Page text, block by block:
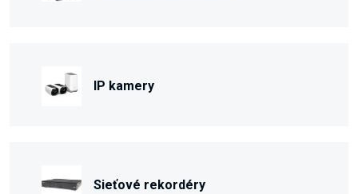
IP kamery
Sieťové rekordéry